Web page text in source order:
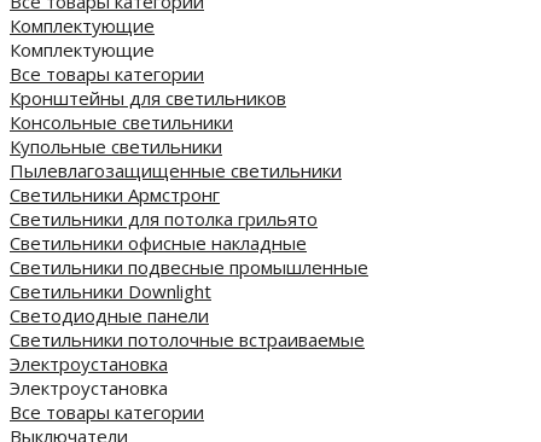
Комплектующие
Комплектующие
Все товары категории
Кронштейны для светильников
Консольные светильники
Купольные светильники
Пылевлагозащищенные светильники
Светильники Армстронг
Светильники для потолка грильято
Светильники офисные накладные
Светильники подвесные промышленные
Светильники Downlight
Светодиодные панели
Cветильники потолочные встраиваемые
Электроустановка
Электроустановка
Все товары категории
Выключатели